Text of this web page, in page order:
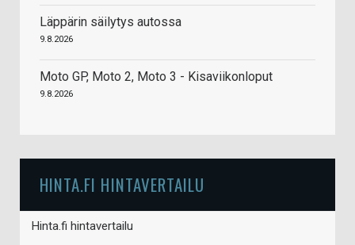
Läppärin säilytys autossa
9.8.2026
Moto GP, Moto 2, Moto 3 - Kisaviikonloput
9.8.2026
HINTA.FI HINTAVERTAILU
Hinta.fi hintavertailu